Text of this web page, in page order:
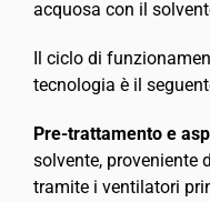
acquosa con il
Il ciclo di
tecnologia è il
Pre-trattamento e
solvente, proveniente
tramite i ventilatori